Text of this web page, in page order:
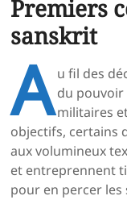
Premiers
sanskrit
A u fil des
du pouvoir
militaires
objectifs, certains
aux volumineux
et entreprennent
pour en percer les